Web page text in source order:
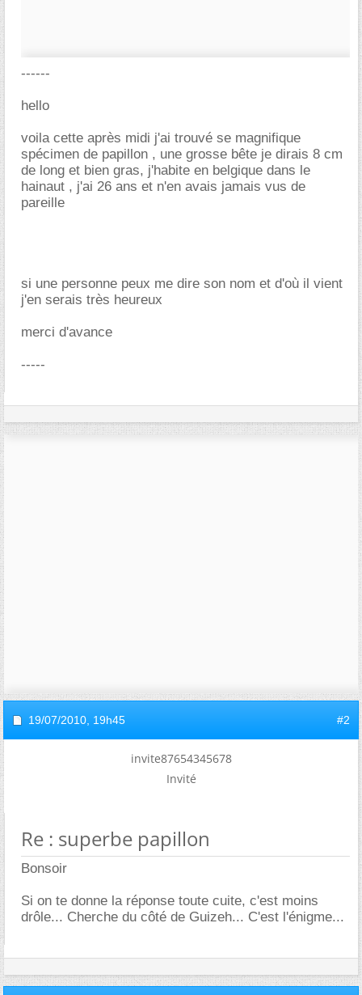
------
hello
voila cette après midi j'ai trouvé se magnifique
spécimen de papillon , une grosse bête je dirais 8 cm
de long et bien gras, j'habite en belgique dans le
hainaut , j'ai 26 ans et n'en avais jamais vus de
pareille
si une personne peux me dire son nom et d'où il vient
j'en serais très heureux
merci d'avance
-----
19/07/2010, 19h45 #2
invite87654345678
Invité
Re : superbe papillon
Bonsoir
Si on te donne la réponse toute cuite, c'est moins
drôle... Cherche du côté de Guizeh... C'est l'énigme...